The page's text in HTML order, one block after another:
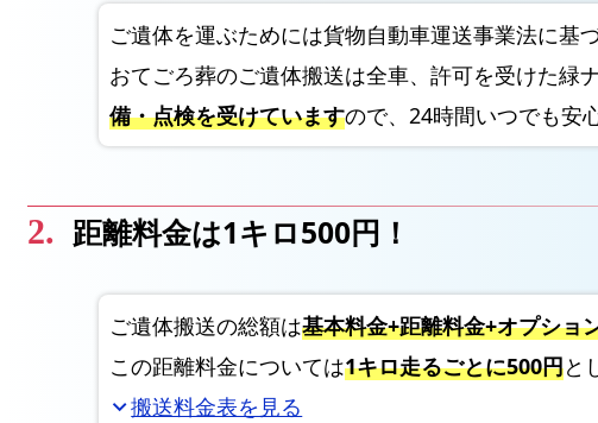
ご遺体を運ぶためには貨物自動車運送事業法に基
おてごろ葬のご遺体搬送は全車、許可を受けた緑
備・点検を受けていますので、24時間いつでも安
距離料金は1キロ500円！
ご遺体搬送の総額は基本料金+距離料金+オプショ
この距離料金については1キロ走るごとに500円と
expand_more搬送料金表を見る